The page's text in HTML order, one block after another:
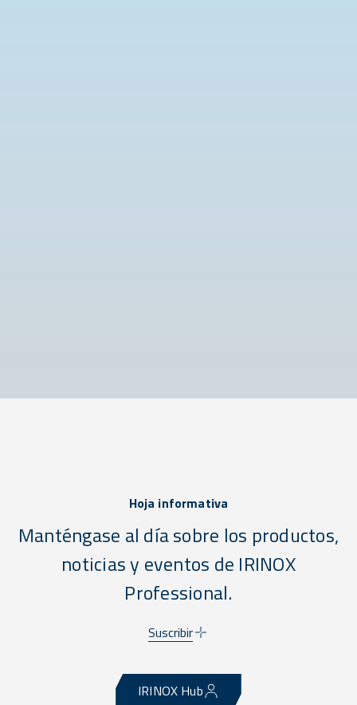
Hoja informativa
Manténgase al día sobre los productos,
noticias y eventos de IRINOX
Professional.
Suscribir
IRINOX Hub